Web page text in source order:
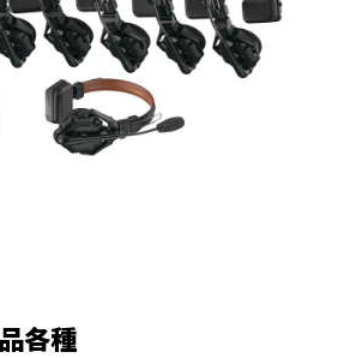
各種